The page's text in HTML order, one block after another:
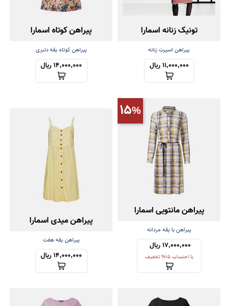
تونیک زنانه اسمارا
پیراهن اسپرت زنانه
11,000,000 ریال
پیراهن کوتاه اسمارا
پیراهن کوتاه یقه دلبری
14,000,000 ریال
15
پیراهن مانتویی اسمارا
پیراهن با یقه مردانه
17,000,000 ریال
با احتساب 15% تخفیف
پیراهن میدی اسمارا
پیراهن یقه هفت
14,000,000 ریال